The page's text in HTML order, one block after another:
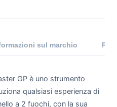
sul marchio
GP è uno strumento
qualsiasi esperienza di
a 2 fuochi, con la sua